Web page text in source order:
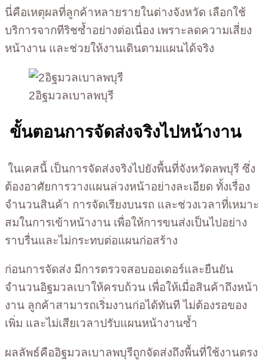
นี่คือเหตุผลที่ลูกค้าหลายรายในต่างจังหวัด เลือกใช้
บริการจากทีริชซ้ำอย่างต่อเนื่อง เพราะลดความเสี่ยง
หน้างาน และช่วยให้งานเดินตามแผนได้จริง
2อิฐมวลเบาลพบุรี
ขั้นตอนการจัดส่งจริงไปหน้างาน
ในเคสนี้ เป็นการจัดส่งจริงไปยังพื้นที่จังหวัดลพบุรี ซึ่ง
ต้องอาศัยการวางแผนล่วงหน้าอย่างละเอียด ทั้งเรื่อง
จำนวนสินค้า การจัดเรียงบนรถ และช่วงเวลาที่เหมาะ
สมในการเข้าหน้างาน เพื่อให้การขนส่งเป็นไปอย่าง
ราบรื่นและไม่กระทบต่อแผนก่อสร้าง
ก่อนการจัดส่ง มีการตรวจสอบออเดอร์และยืนยัน
จำนวนอิฐมวลเบาให้ครบถ้วน เพื่อให้เมื่อสินค้าถึงหน้า
งาน ลูกค้าสามารถเริ่มงานก่อได้ทันที ไม่ต้องรอของ
เพิ่ม และไม่เสียเวลาปรับแผนหน้างานซ้ำ
ผลลัพธ์คืออิฐมวลเบาลพบุรีถูกจัดส่งถึงพื้นที่ใช้งานตรง